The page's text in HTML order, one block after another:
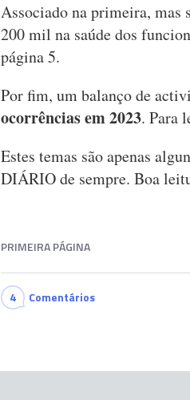
Associado na primeira, mas
200 mil na saúde dos
página 5.
Por fim, um balanço de
ocorrências em 2023. Para
Estes temas são apenas
DIÁRIO de sempre. Boa
PRIMEIRA PÁGINA
4 Comentários